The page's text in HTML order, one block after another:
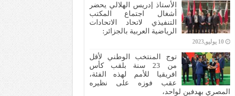
الأستاذ إدريس الهلالي يحضر
أشغال اجتماع المكتب
التنفيذي لاتحاد الاتحادات
الرياضية العربية بالجزائر:
10 يوليو,2023
توج المنتخب الوطني لأقل
من 23 سنة بلقب كأس
افريقيا للأمم لهذه الفئة،
عقب فوزه على نظيره
المصري بهدفين لواحد،